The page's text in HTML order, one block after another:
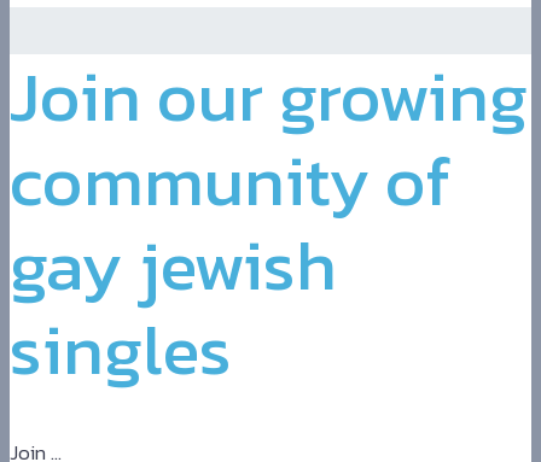
Blue
Film
سكس
سكس
-
سكس
مصري
-
Xnxx
Join our growing
community of
gay jewish
singles
Join ...